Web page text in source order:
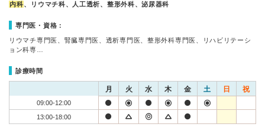
内科、リウマチ科、人工透析、整形外科、泌尿器科
専門医・資格：
リウマチ専門医、腎臓専門医、透析専門医、整形外科専門医、リハビリテーシ
ョン科専…
診療時間
月 火 水 木 金 土 日 祝
09:00-12:00
13:00-18:00